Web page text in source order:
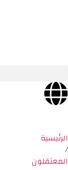
الرئيسية
/
المعتقلون